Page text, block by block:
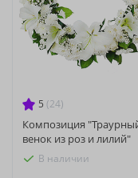
5 (24)
Композиция
венок из роз и лилий"
В наличии